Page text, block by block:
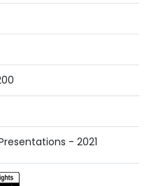
Presentations - 2021